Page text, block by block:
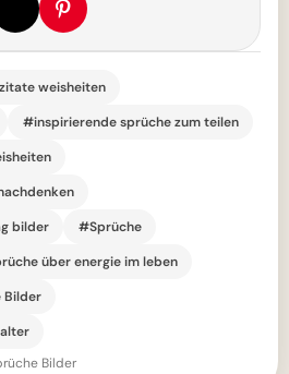
weisheiten
#inspirierende sprüche zum teilen
bilder
#Sprüche
über energie im leben
Bilder